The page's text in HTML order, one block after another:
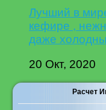
Лучший в
кефире ,
даже
20 Окт, 2020
Расчет